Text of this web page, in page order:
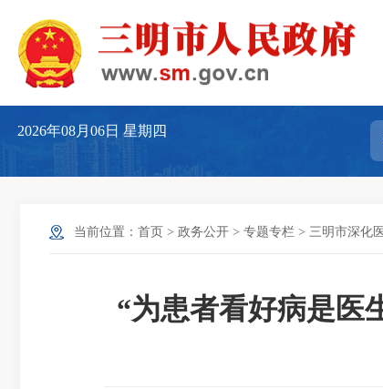
2026年08月06日星期四
当前位置： 首页 > 政务公开 > 专题专栏 > 三明市深化
“为患者看好病是